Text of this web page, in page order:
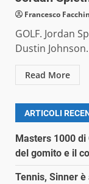
Francesco
GOLF. Jordan
Dustin
Read More
ARTICOLI
Masters 1000
del gomito e il
Tennis, Sinner